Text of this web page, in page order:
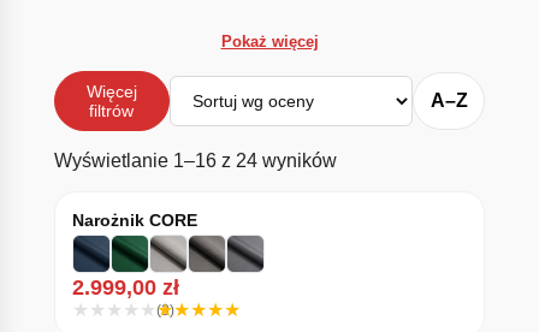
Pokaż więcej
Więcej
filtrów
Sortuj
A–Z
Wyświetlanie 1–16 z 24 wynikówPosortowane według
Narożnik CORE
2.999,00 zł
(3)